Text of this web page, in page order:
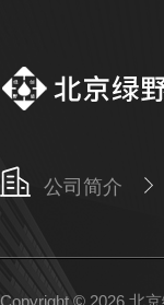
公司简介
Copyright © 2026 北